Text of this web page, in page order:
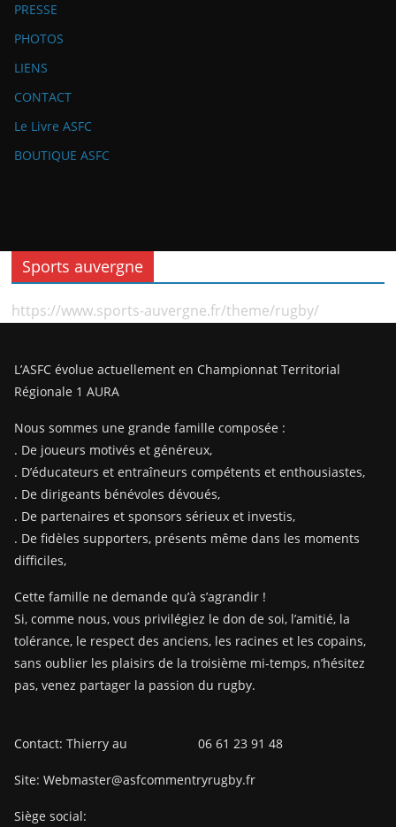
PRESSE
PHOTOS
LIENS
CONTACT
Le Livre ASFC
BOUTIQUE ASFC
Sports auvergne
https://www.sports-auvergne.fr/theme/rugby/
L’ASFC évolue actuellement en Championnat Territorial
Régionale 1 AURA
Nous sommes une grande famille composée :
. De joueurs motivés et généreux,
. D’éducateurs et entraîneurs compétents et enthousiastes,
. De dirigeants bénévoles dévoués,
. De partenaires et sponsors sérieux et investis,
. De fidèles supporters, présents même dans les moments
difficiles,
Cette famille ne demande qu’à s’agrandir !
Si, comme nous, vous privilégiez le don de soi, l’amitié, la
tolérance, le respect des anciens, les racines et les copains,
sans oublier les plaisirs de la troisième mi-temps, n’hésitez
pas, venez partager la passion du rugby.
Contact: Thierry au 06 61 23 91 48
Site: Webmaster@asfcommentryrugby.fr
Siège social: